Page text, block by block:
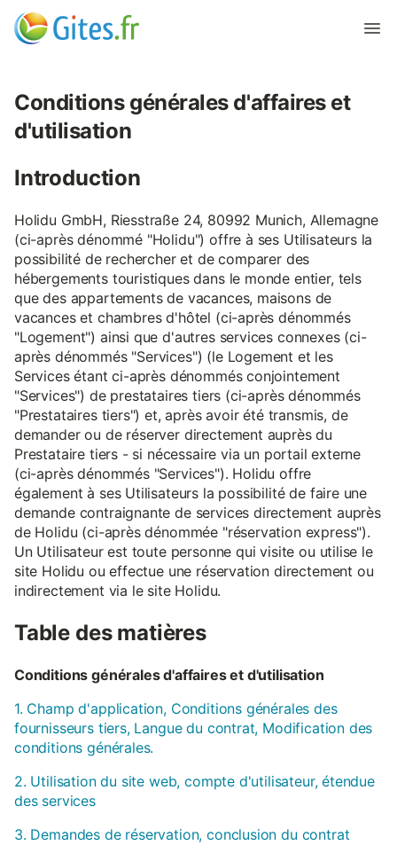
Conditions générales d'affaires et
d'utilisation
Introduction
Holidu GmbH, Riesstraße 24, 80992 Munich, Allemagne
(ci-après dénommé "Holidu") offre à ses Utilisateurs la
possibilité de rechercher et de comparer des
hébergements touristiques dans le monde entier, tels
que des appartements de vacances, maisons de
vacances et chambres d'hôtel (ci-après dénommés
"Logement") ainsi que d'autres services connexes (ci-
après dénommés "Services") (le Logement et les
Services étant ci-après dénommés conjointement
"Services") de prestataires tiers (ci-après dénommés
"Prestataires tiers") et, après avoir été transmis, de
demander ou de réserver directement auprès du
Prestataire tiers - si nécessaire via un portail externe
(ci-après dénommés "Services"). Holidu offre
également à ses Utilisateurs la possibilité de faire une
demande contraignante de services directement auprès
de Holidu (ci-après dénommée "réservation express").
Un Utilisateur est toute personne qui visite ou utilise le
site Holidu ou effectue une réservation directement ou
indirectement via le site Holidu.
Table des matières
Conditions générales d'affaires et d'utilisation
1. Champ d'application, Conditions générales des
fournisseurs tiers, Langue du contrat, Modification des
conditions générales.
2. Utilisation du site web, compte d'utilisateur, étendue
des services
3. Demandes de réservation, conclusion du contrat